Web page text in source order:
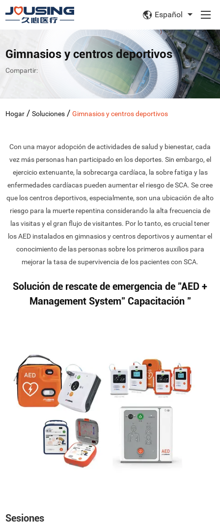
Español
Gimnasios y centros deportivos
Compartir:
Hogar /Soluciones /Gimnasios y centros deportivos
Con una mayor adopción de actividades de salud y bienestar, cada
vez más personas han participado en los deportes. Sin embargo, el
ejercicio extenuante, la sobrecarga cardíaca, la sobre fatiga y las
enfermedades cardíacas pueden aumentar el riesgo de SCA. Se cree
que los centros deportivos, especialmente, son una ubicación de alto
riesgo para la muerte repentina considerando la alta frecuencia de
las visitas y el gran flujo de visitantes. Por lo tanto, es crucial tener
los AED instalados en gimnasios y centros deportivos y aumentar el
conocimiento de las personas sobre los primeros auxilios para
mejorar la tasa de supervivencia de los pacientes con SCA.
Solución de rescate de emergencia de "AED +
Management System" Capacitación "
Sesiones